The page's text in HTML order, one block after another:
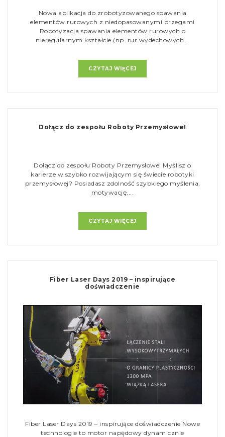
Nowa aplikacja do zrobotyzowanego spawania
elementów rurowych z niedopasowanymi brzegami
Robotyzacja spawania elementów rurowych o
nieregularnym kształcie (np. rur wydechowych...
CZYTAJ WIĘCEJ
Dołącz do zespołu Roboty Przemysłowe!
Dołącz do zespołu Roboty Przemysłowe! Myślisz o
karierze w szybko rozwijającym się świecie robotyki
przemysłowej? Posiadasz zdolność szybkiego myślenia,
motywację,...
CZYTAJ WIĘCEJ
Fiber Laser Days 2019 – inspirujące
doświadczenie
Fiber Laser Days 2019 – inspirujące doświadczenie Nowe
technologie to motor napędowy dynamicznie